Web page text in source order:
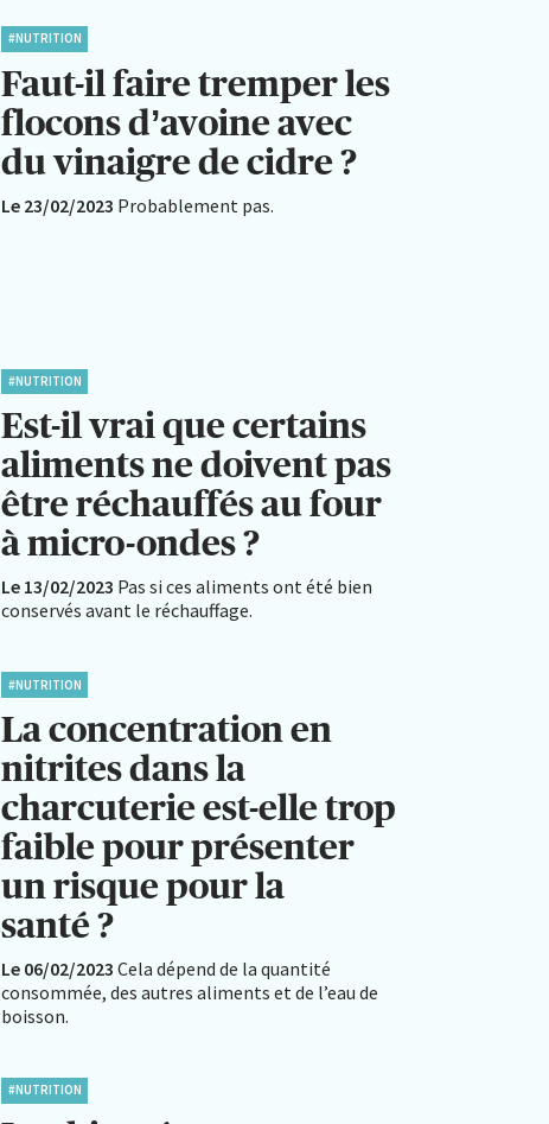
#NUTRITION
Faut-il faire tremper les
flocons d’avoine avec
du vinaigre de cidre ?
Le 23/02/2023 Probablement pas.
#NUTRITION
Est-il vrai que certains
aliments ne doivent pas
être réchauffés au four
à micro-ondes ?
Le 13/02/2023 Pas si ces aliments ont été bien
conservés avant le réchauffage.
#NUTRITION
La concentration en
nitrites dans la
charcuterie est-elle trop
faible pour présenter
un risque pour la
santé ?
Le 06/02/2023 Cela dépend de la quantité
consommée, des autres aliments et de l’eau de
boisson.
#NUTRITION